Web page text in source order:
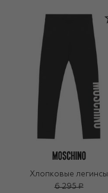
Хлопковые легинсы
6 295 ₽